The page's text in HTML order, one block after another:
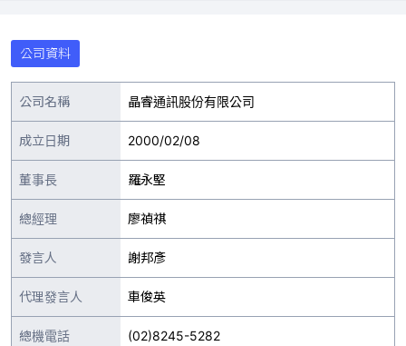
公司資料
公司名稱 晶睿通訊股份有限公司
成立日期 2000/02/08
董事長 羅永堅
總經理 廖禎祺
發言人 謝邦彥
代理發言人 車俊英
總機電話 (02)8245-5282